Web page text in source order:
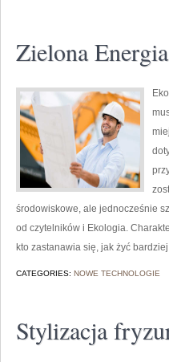
Zielona Energia
środowiskowe, ale jednocześnie
od czytelników i Ekologia.
kto zastanawia się, jak żyć bardziej
CATEGORIES: NOWE TECHNOLOGIE
Stylizacja